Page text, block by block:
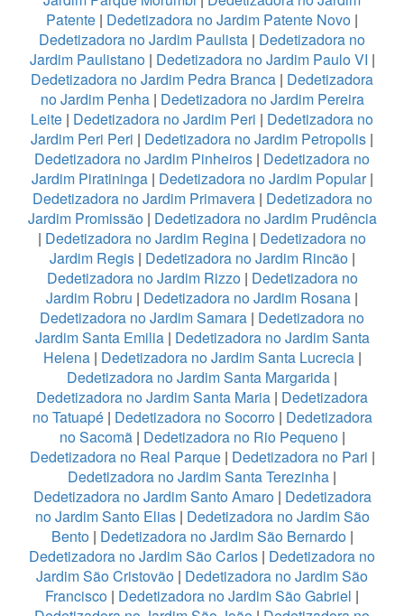
Patente | Dedetizadora no Jardim Patente Novo |
Dedetizadora no Jardim Paulista | Dedetizadora no
Jardim Paulistano| Dedetizadora no Jardim Paulo VI |
Dedetizadora no Jardim Pedra Branca | Dedetizadora
no Jardim Penha| Dedetizadora no Jardim Pereira
Leite | Dedetizadora no Jardim Peri | Dedetizadora no
Jardim Peri Peri | Dedetizadora no Jardim Petropolis |
Dedetizadora no Jardim Pinheiros | Dedetizadora no
Jardim Piratininga| Dedetizadora no Jardim Popular|
Dedetizadora no Jardim Primavera| Dedetizadora no
Jardim Promissão| Dedetizadora no Jardim Prudência
| Dedetizadora no Jardim Regina | Dedetizadora no
Jardim Regis| Dedetizadora no Jardim Rincão|
Dedetizadora no Jardim Rizzo| Dedetizadora no
Jardim Robru | Dedetizadora no Jardim Rosana |
Dedetizadora no Jardim Samara | Dedetizadora no
Jardim Santa Emilia| Dedetizadora no Jardim Santa
Helena| Dedetizadora no Jardim Santa Lucrecia|
Dedetizadora no Jardim Santa Margarida |
Dedetizadora no Jardim Santa Maria | Dedetizadora
no Tatuapé| Dedetizadora no Socorro| Dedetizadora
no Sacomã| Dedetizadora no Rio Pequeno|
Dedetizadora no Real Parque| Dedetizadora no Pari |
Dedetizadora no Jardim Santa Terezinha |
Dedetizadora no Jardim Santo Amaro| Dedetizadora
no Jardim Santo Elias| Dedetizadora no Jardim São
Bento| Dedetizadora no Jardim São Bernardo|
Dedetizadora no Jardim São Carlos | Dedetizadora no
Jardim São Cristovão | Dedetizadora no Jardim São
Francisco | Dedetizadora no Jardim São Gabriel |